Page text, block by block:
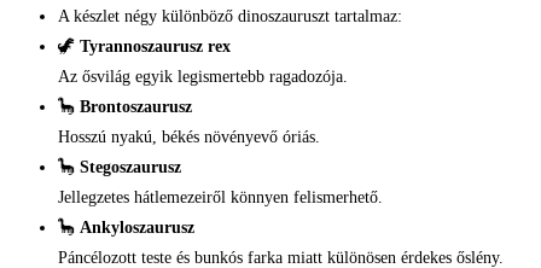
A készlet négy különböző dinoszauruszt tartalmaz:
🦖 Tyrannoszaurusz rex
Az ősvilág egyik legismertebb ragadozója.
🦕 Brontoszaurusz
Hosszú nyakú, békés növényevő óriás.
🦕 Stegoszaurusz
Jellegzetes hátlemezeiről könnyen felismerhető.
🦕 Ankyloszaurusz
Páncélozott teste és bunkós farka miatt különösen érdekes őslény.